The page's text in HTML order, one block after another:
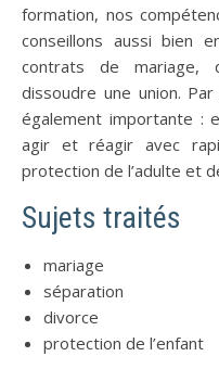
formation, nos
conseillons aussi bien
contrats de mariage,
dissoudre une union.
également importante :
agir et réagir avec
protection de l’adulte et
Sujets traités
mariage
séparation
divorce
protection de l’enfant